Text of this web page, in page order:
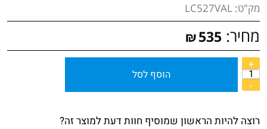
מק"ט: LC527VAL
מחיר: ₪535
הוסף לסל
רוצה להיות הראשון שמוסיף חוות דעת למוצר זה?